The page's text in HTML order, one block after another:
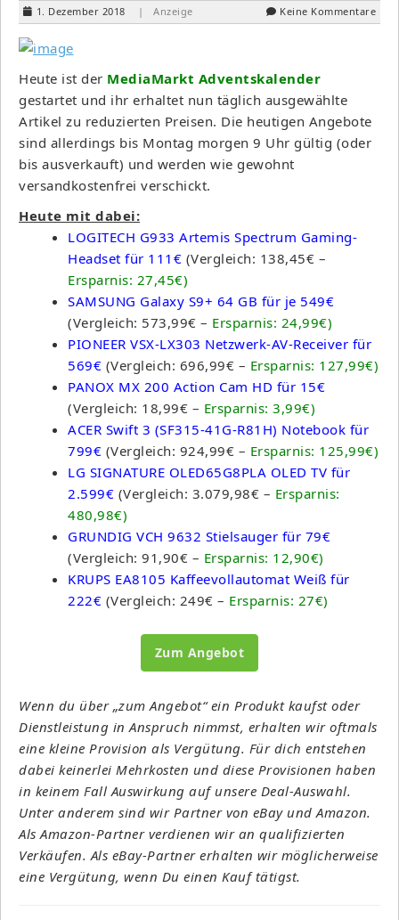
1. Dezember 2018 | Anzeige Keine Kommentare
Heute ist der MediaMarkt Adventskalender
gestartet und ihr erhaltet nun täglich ausgewählte
Artikel zu reduzierten Preisen. Die heutigen Angebote
sind allerdings bis Montag morgen 9 Uhr gültig (oder
bis ausverkauft) und werden wie gewohnt
versandkostenfrei verschickt.
Heute mit dabei:
LOGITECH G933 Artemis Spectrum Gaming-
Headset für 111€ (Vergleich: 138,45€ –
Ersparnis: 27,45€)
SAMSUNG Galaxy S9+ 64 GB für je 549€
(Vergleich: 573,99€ – Ersparnis: 24,99€)
PIONEER VSX-LX303 Netzwerk-AV-Receiver für
569€ (Vergleich: 696,99€ – Ersparnis: 127,99€)
PANOX MX 200 Action Cam HD für 15€
(Vergleich: 18,99€ – Ersparnis: 3,99€)
ACER Swift 3 (SF315-41G-R81H) Notebook für
799€ (Vergleich: 924,99€ – Ersparnis: 125,99€)
LG SIGNATURE OLED65G8PLA OLED TV für
2.599€ (Vergleich: 3.079,98€ – Ersparnis:
480,98€)
GRUNDIG VCH 9632 Stielsauger für 79€
(Vergleich: 91,90€ – Ersparnis: 12,90€)
KRUPS EA8105 Kaffeevollautomat Weiß für
222€ (Vergleich: 249€ – Ersparnis: 27€)
Zum Angebot
Wenn du über „zum Angebot“ ein Produkt kaufst oder
Dienstleistung in Anspruch nimmst, erhalten wir oftmals
eine kleine Provision als Vergütung. Für dich entstehen
dabei keinerlei Mehrkosten und diese Provisionen haben
in keinem Fall Auswirkung auf unsere Deal-Auswahl.
Unter anderem sind wir Partner von eBay und Amazon.
Als Amazon-Partner verdienen wir an qualifizierten
Verkäufen. Als eBay-Partner erhalten wir möglicherweise
eine Vergütung, wenn Du einen Kauf tätigst.